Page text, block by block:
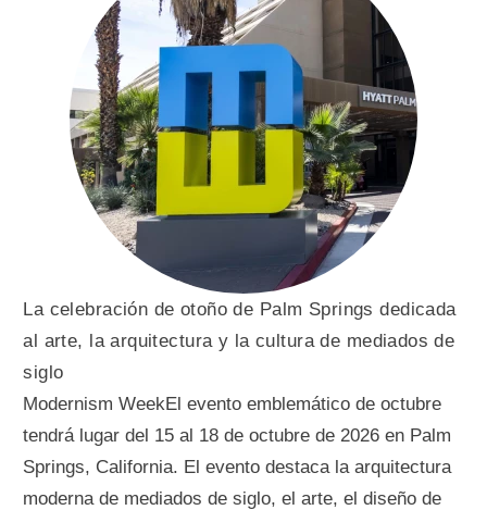
La celebración de otoño de Palm Springs dedicada
al arte, la arquitectura y la cultura de mediados de
siglo
Modernism WeekEl evento emblemático de octubre
tendrá lugar del 15 al 18 de octubre de 2026 en Palm
Springs, California. El evento destaca la arquitectura
moderna de mediados de siglo, el arte, el diseño de